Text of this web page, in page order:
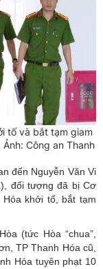
tố và bắt tạm giam
Công an Thanh
đến Nguyễn Văn Vi
đối tượng đã bị Cơ
khởi tố, bắt tạm
(tức Hòa “chua”,
TP Thanh Hóa cũ,
Hóa tuyên phạt 10